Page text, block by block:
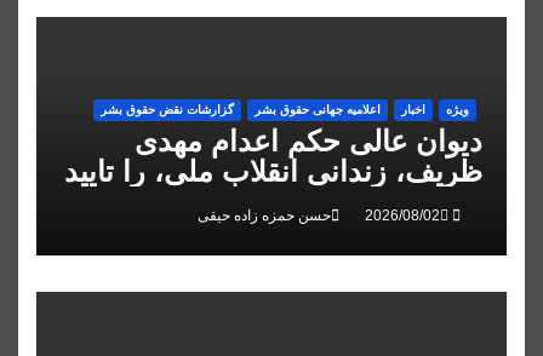
ویژه اخبار اعلاميه جهانی حقوق بشر گزارشات نقض حقوق بشر
دیوان عالی حکم اعدام مهدی
ظریف، زندانی انقلاب ملی، را تایید
کرد
حسن حمزه زاده حیقی